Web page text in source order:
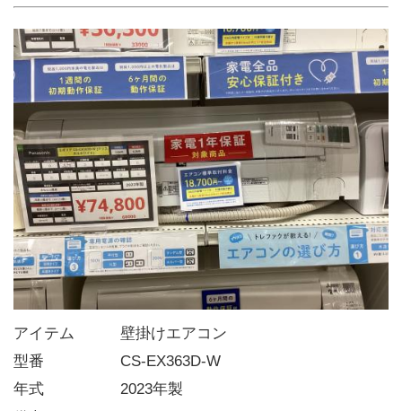
アイテム   壁掛けエアコン
型番     CS-EX363D-W
年式     2023年製